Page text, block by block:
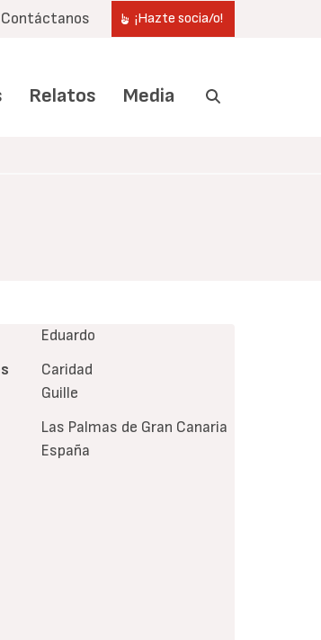
Contáctanos ¡Hazte socia/o!
Relatos Media
Eduardo
Caridad
Guille
Las Palmas de Gran Canaria
España